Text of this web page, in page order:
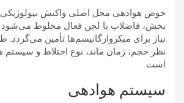
حوض هوادهی محل اصلی واکنش
بخش، فاضلاب با لجن فعال مخلوط می‌شود
نیاز برای میکروارگانیسم‌ها تأمین
نظر حجم، زمان ماند، نوع اختلاط و سیستم
است.
سیستم هوادهی